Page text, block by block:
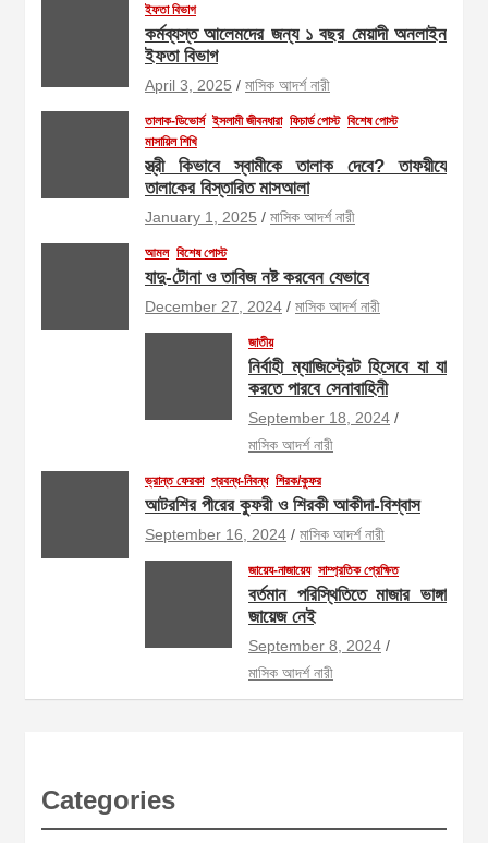
ইফতা বিভাগ
কর্মব্যস্ত আলেমদের জন্য ১ বছর মেয়াদী অনলাইন
ইফতা বিভাগ
April 3, 2025 মাসিক আদর্শ নারী
তালাক-ডিভোর্স ইসলামী জীবনধারা ফিচার্ড পোস্ট বিশেষ পোস্ট
মাসায়িল শিখি
স্ত্রী কিভাবে স্বামীকে তালাক দেবে? তাফয়ীযে
তালাকের বিস্তারিত মাসআলা
January 1, 2025 মাসিক আদর্শ নারী
আমল বিশেষ পোস্ট
যাদু-টোনা ও তাবিজ নষ্ট করবেন যেভাবে
December 27, 2024 মাসিক আদর্শ নারী
জাতীয়
নির্বাহী ম্যাজিস্ট্রেট হিসেবে যা যা
করতে পারবে সেনাবাহিনী
September 18, 2024
মাসিক আদর্শ নারী
ভ্রান্ত ফেরকা প্রবন্ধ-নিবন্ধ শিরক/কুফর
আটরশির পীরের কুফরী ও শিরকী আকীদা-বিশ্বাস
September 16, 2024 মাসিক আদর্শ নারী
জায়েয-নাজায়েয সাম্প্রতিক প্রেক্ষিত
বর্তমান পরিস্থিতিতে মাজার ভাঙ্গা
জায়েজ নেই
September 8, 2024
মাসিক আদর্শ নারী
Categories